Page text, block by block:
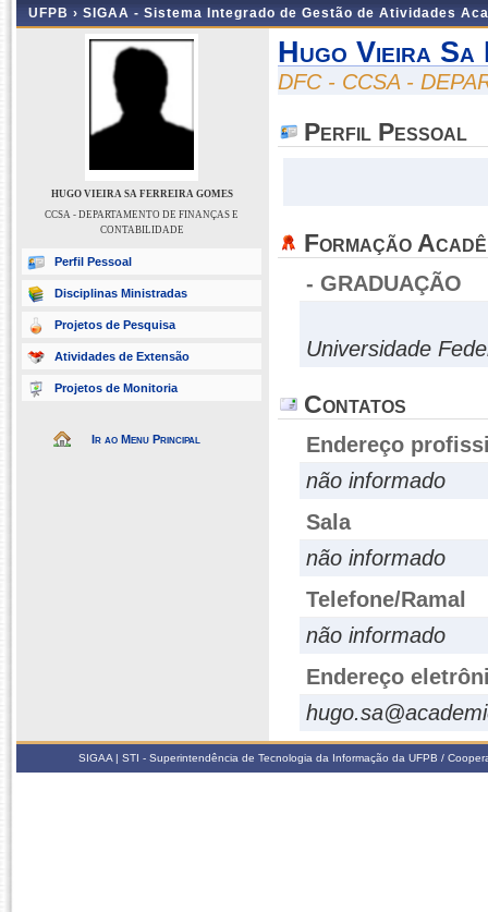
UFPB › SIGAA - Sistema Integrado de Gestão de Atividades
HUGO VIEIRA SA FERREIRA GOMES
CCSA - DEPARTAMENTO DE FINANÇAS E
CONTABILIDADE
Perfil Pessoal
Disciplinas Ministradas
Projetos de Pesquisa
Atividades de Extensão
Projetos de Monitoria
Ir ao Menu Principal
Hugo Vieira Sa
DFC - CCSA -
Perfil Pessoal
Formação
- GRADUAÇÃO
Universidade
Contatos
Endereço
não informado
Sala
não informado
Telefone/Ramal
não informado
Endereço
SIGAA | STI - Superintendência de Tecnologia da Informação da UFPB /